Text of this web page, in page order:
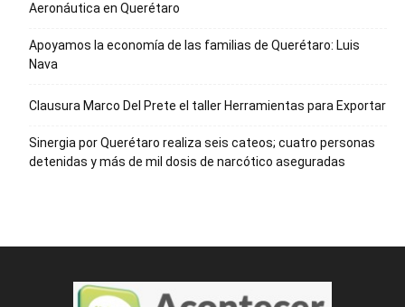
Aeronáutica en Querétaro
Apoyamos la economía de las familias de Querétaro: Luis
Nava
Clausura Marco Del Prete el taller Herramientas para Exportar
Sinergia por Querétaro realiza seis cateos; cuatro personas
detenidas y más de mil dosis de narcótico aseguradas